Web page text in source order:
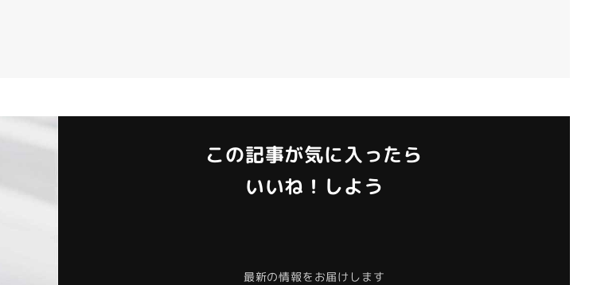
この記事が気に入ったら
いいね！しよう
最新の情報をお届けします